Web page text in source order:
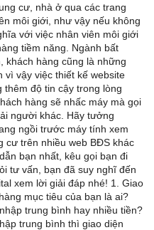
cư, nhà ở qua các trang
môi giới, như vậy nếu không
với việc nhân viên môi giới
tiềm năng. Ngành bất
khách hàng cũng là những
vì vậy việc thiết kế website
độ tin cậy trong lòng
hàng sẽ nhấc máy mà gọi
người khác. Hãy tưởng
ngồi trước máy tính xem
cư trên nhiều web BĐS khác
bạn nhất, kêu gọi bạn đi
tư vấn, bạn đã suy nghĩ đến
xem lời giải đáp nhé! 1. Giao
mục tiêu của bạn là ai?
trung bình hay nhiều tiền?
trung bình thì giao diện